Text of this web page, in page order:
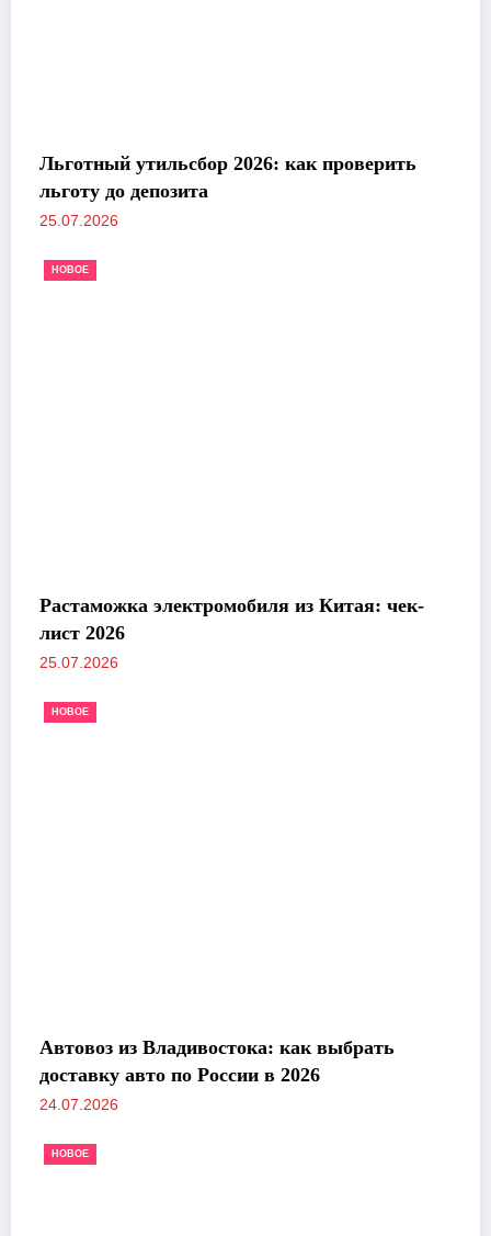
Льготный утильсбор 2026: как проверить
льготу до депозита
25.07.2026
НОВОЕ
Растаможка электромобиля из Китая: чек-
лист 2026
25.07.2026
НОВОЕ
Автовоз из Владивостока: как выбрать
доставку авто по России в 2026
24.07.2026
НОВОЕ